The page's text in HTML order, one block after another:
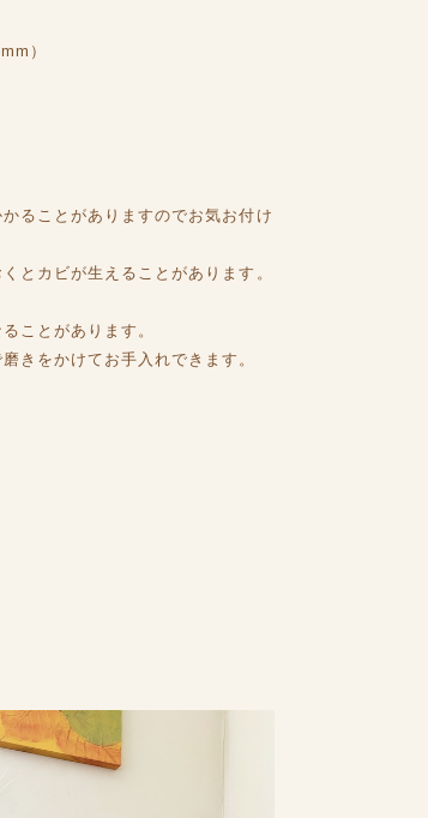
）
ることがありますのでお気お付け
とカビが生えることがあります。
ことがあります。
きをかけてお手入れできます。